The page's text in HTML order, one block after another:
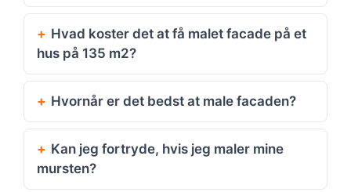
Hvad koster det at få malet facade på et
hus på 135 m2?
Hvornår er det bedst at male facaden?
Kan jeg fortryde, hvis jeg maler mine
mursten?